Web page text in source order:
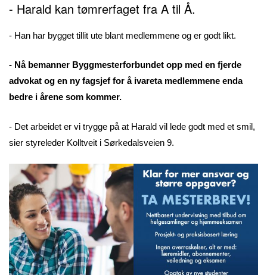
- Harald kan tømrerfaget fra A til Å.
- Han har bygget tillit ute blant medlemmene og er godt likt.
- Nå bemanner Byggmesterforbundet opp med en fjerde
advokat og en ny fagsjef for å ivareta medlemmene enda
bedre i årene som kommer.
- Det arbeidet er vi trygge på at Harald vil lede godt med et smil,
sier styreleder Kolltveit i Sørkedalsveien 9.